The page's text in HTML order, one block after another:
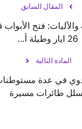
المقال السابق
فتح الأبواب
26 ايار وطيلة أ...
المادة التالية
تدوي في عدة
طائرات مسيرة